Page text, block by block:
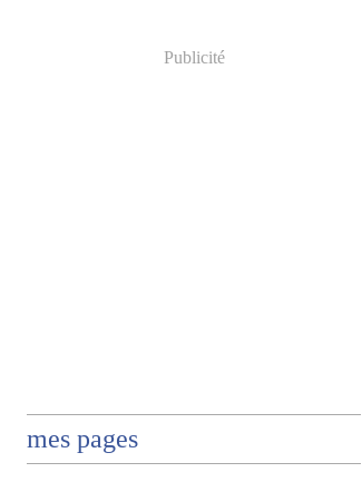
Publicité
mes pages